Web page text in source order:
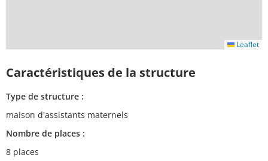
Leaflet
Caractéristiques de la structure
Type de structure :
maison d'assistants maternels
Nombre de places :
8 places